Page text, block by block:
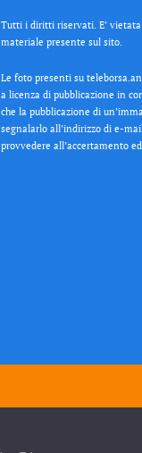
Tutti i diritti riservati. E’
materiale presente sul sito.
Le foto presenti su
a licenza di pubblicazione in
che la pubblicazione di
segnalarlo all’indirizzo di e-
provvedere all’accertamento